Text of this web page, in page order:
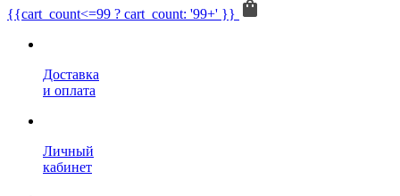
{{cart_count<=99 ? cart_count: '99+' }}
Доставка
и оплата
Личный
кабинет